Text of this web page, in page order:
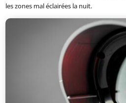
les zones mal éclairées la nuit.